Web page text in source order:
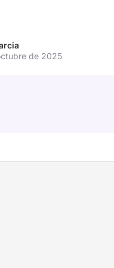
de 2025